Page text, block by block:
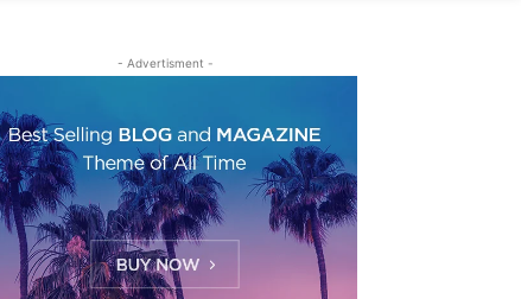
- Advertisment -